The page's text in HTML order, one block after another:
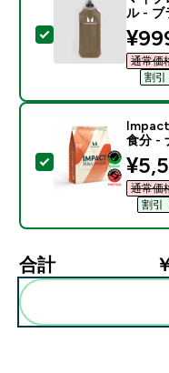
この商品を選択
ル - ブ
通常価
割引
この商品を選択
食分 -
通常価
割引
合計